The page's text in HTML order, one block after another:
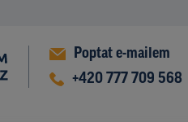
Poptat e-mailem
+420 777 709 568